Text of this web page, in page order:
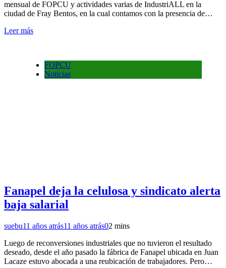
mensual de FOPCU y actividades varias de IndustriALL en la
ciudad de Fray Bentos, en la cual contamos con la presencia de…
Leer más
FOPCU
Noticias
Fanapel deja la celulosa y sindicato alerta
baja salarial
suebu11 años atrás11 años atrás02 mins
Luego de reconversiones industriales que no tuvieron el resultado
deseado, desde el año pasado la fábrica de Fanapel ubicada en Juan
Lacaze estuvo abocada a una reubicación de trabajadores. Pero…